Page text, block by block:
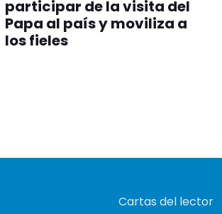
participar de la visita del
Papa al país y moviliza a
los fieles
Cartas del lector